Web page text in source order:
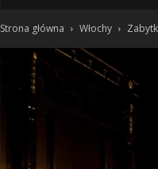
Strona główna Włochy